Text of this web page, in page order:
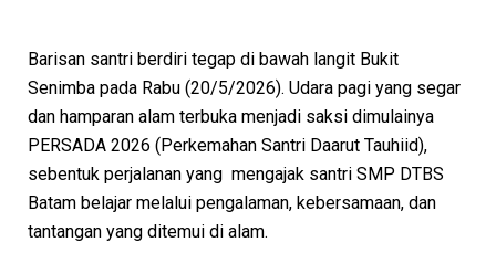
Barisan santri berdiri tegap di bawah langit Bukit
Senimba pada Rabu (20/5/2026). Udara pagi yang segar
dan hamparan alam terbuka menjadi saksi dimulainya
PERSADA 2026 (Perkemahan Santri Daarut Tauhiid),
sebentuk perjalanan yang mengajak santri SMP DTBS
Batam belajar melalui pengalaman, kebersamaan, dan
tantangan yang ditemui di alam.